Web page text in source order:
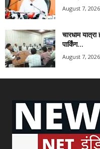
August 7, 2026
चारधाम
पार्किंग...
August 7, 2026